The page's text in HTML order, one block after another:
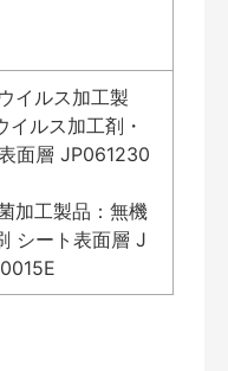
イルス加工製
イルス加工剤・
面層 JP061230
加工製品：無機
シート表面層 J